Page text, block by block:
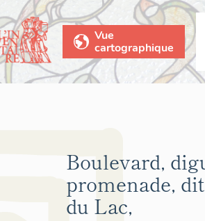
Vue
cartographique
Boulevard,
promenade,
du Lac,